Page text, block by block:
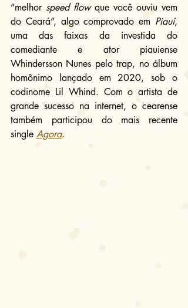
“melhor speed flow que você ouviu vem
do Ceará”, algo comprovado em Piauí,
uma das faixas da investida do
comediante e ator piauiense
Whindersson Nunes pelo trap, no álbum
homônimo lançado em 2020, sob o
codinome Lil Whind. Com o artista de
grande sucesso na internet, o cearense
também participou do mais recente
single Agora.